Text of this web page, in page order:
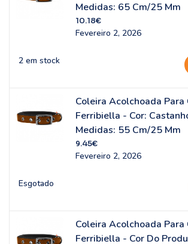
Medidas: 65 Cm/25 Mm
10.18€
Fevereiro 2, 2026
2 em stock
Coleira Acolchoada Para
Ferribiella - Cor:
Medidas: 55 Cm/25 Mm
9.45€
Fevereiro 2, 2026
Esgotado
Coleira Acolchoada Para
Ferribiella - Cor Do